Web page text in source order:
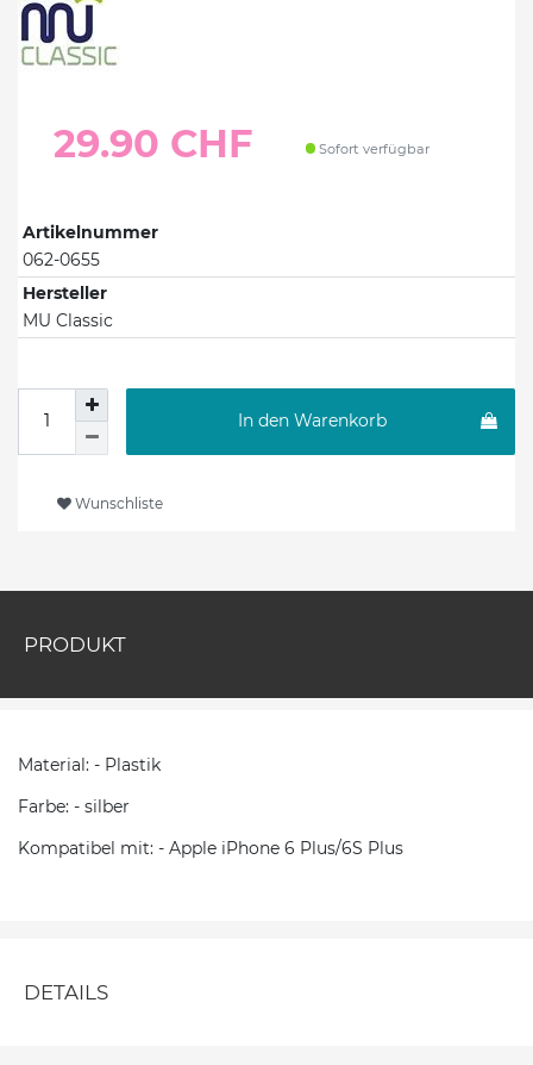
29.90 CHF Sofort verfügbar
Artikelnummer
062-0655
Hersteller
MU Classic
In den Warenkorb
Wunschliste
PRODUKT
Material: - Plastik
Farbe: - silber
Kompatibel mit: - Apple iPhone 6 Plus/6S Plus
DETAILS